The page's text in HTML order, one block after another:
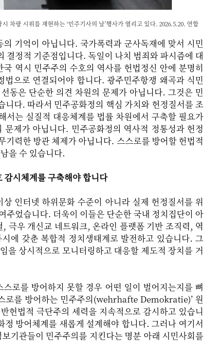
차량 시위를 재현하는 ‘민주기사의 날’행사가 열리고 있다. 2026.5.20. 연합
기억이 아닙니다. 국가폭력과 군사독재에 맞서 시민
결정적 기준점입니다. 독일이 나치 범죄와 파시즘에 대
역시 민주주의 수호의 역사를 헌법정신 안에 분명히
으로 연결되어야 합니다. 광주민주항쟁 왜곡과 식민
동은 단순한 의견 차원의 문제가 아닙니다. 그것은 민
다. 따라서 민주공화정의 핵심 가치와 헌정질서를 조
서는 실질적 대응체계를 법률 차원에서 구축할 필요가
제가 아닙니다. 민주공화정의 역사적 정통성과 헌정
력한 방관 체제가 아닙니다. 스스로를 방어할 헌법적
을 수 있습니다.
감시체계를 구축해야 합니다
인터넷 하위문화 수준이 아니라 실제 헌정질서를 위
주었습니다. 더욱이 이들은 단순한 국내 정치집단이 아
극우 개신교 네트워크, 온라인 플랫폼 기반 조직력, 역
에 갖춘 복합적 정치생태계로 발전하고 있습니다. 그
을 상시적으로 모니터링하고 대응할 제도적 장치를 거
로를 방어하지 못할 경우 어떤 일이 벌어지는지를 뼈
로를 방어하는 민주주의(wehrhafte Demokratie)’ 원
헌법적 극단주의 세력을 지속적으로 감시하고 있습니
방어체계를 새롭게 설계해야 합니다. 그러나 여기서
기관들이 민주주의를 지킨다는 명분 아래 시민사회를